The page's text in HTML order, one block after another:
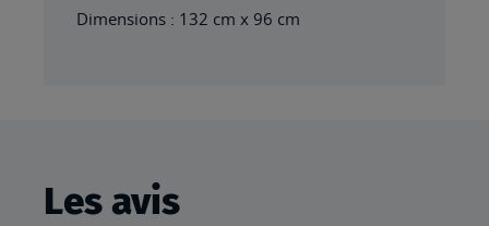
Dimensions : 132 cm x 96 cm
Les avis